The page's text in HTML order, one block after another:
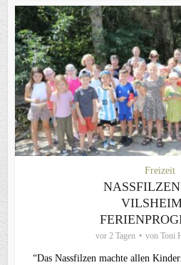
Freizeit
vor 2 Tagen von Toni
“Das Nassfilzen machte allen